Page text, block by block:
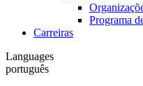
Programa
Carreiras
Languages
português